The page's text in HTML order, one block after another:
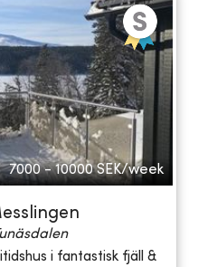
7000 - 10000 SEK/week
i fantastisk fjäll &